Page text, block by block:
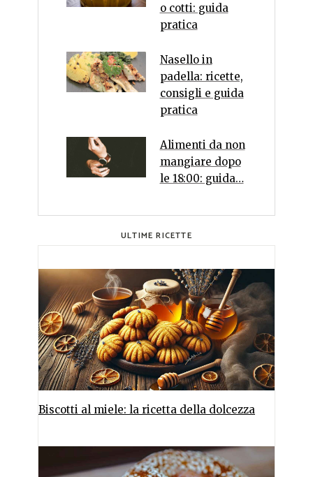
o cotti: guida
pratica
Nasello in
padella: ricette,
consigli e guida
pratica
Alimenti da non
mangiare dopo
le 18:00: guida…
ULTIME RICETTE
Biscotti al miele: la ricetta della dolcezza